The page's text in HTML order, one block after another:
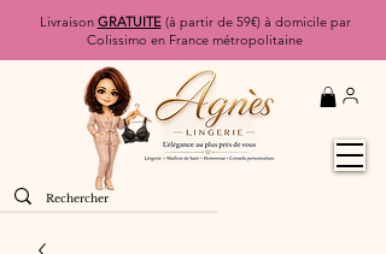
Livraison GRATUITE(à partir de 59€) à domicile par
Colissimo en France métropolitaine